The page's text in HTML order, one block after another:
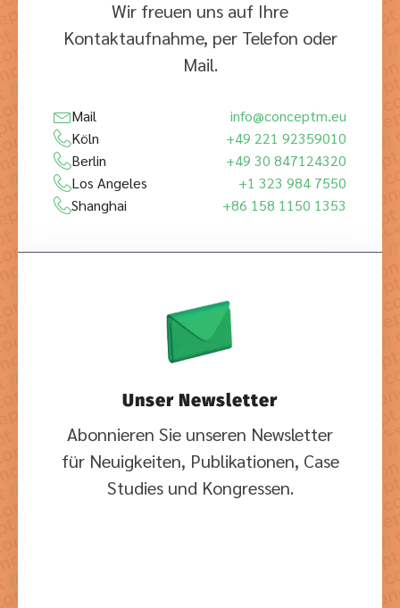
Wir freuen uns auf Ihre
Kontaktaufnahme, per Telefon oder
Mail.
Mail
info@conceptm.eu
Köln
+49 221 92359010
Berlin
+49 30 847124320
Los Angeles
+1 323 984 7550
Shanghai
+86 158 1150 1353
Unser Newsletter
Abonnieren Sie unseren Newsletter
für Neuigkeiten, Publikationen, Case
Studies und Kongressen.